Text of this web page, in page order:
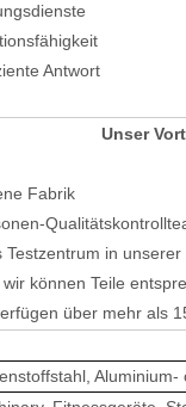
Antwort
Unser
Fabrik
in unserer
können Teile
über mehr als